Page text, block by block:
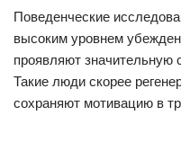
Поведенческие
высоким уровнем
проявляют значительную
Такие люди скорее
сохраняют мотивацию в